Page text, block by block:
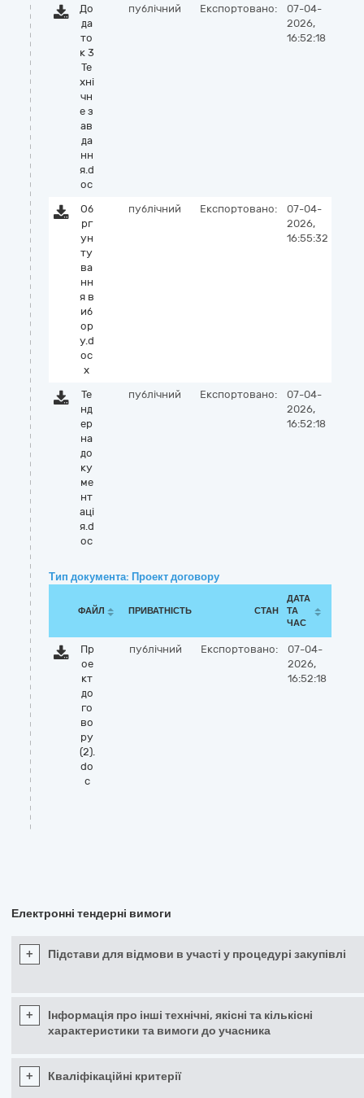
До
да
то
к 3
Те
хні
чн
е з
ав
да
нн
я.d
oc
публічний Експортовано:
07-04-
2026,
16:52:18
Об
рг
ун
ту
ва
нн
я в
иб
ор
у.d
oc
x
публічний Експортовано:
07-04-
2026,
16:55:32
Те
нд
ер
на
до
ку
ме
нт
аці
я.d
oc
публічний Експортовано:
07-04-
2026,
16:52:18
Тип документа: Проект договору
ФАЙЛ ПРИВАТНІСТЬ СТАН
ДАТА
ТА
ЧАС
Пр
ое
кт
до
го
во
ру
(2).
do
c
публічний Експортовано:
07-04-
2026,
16:52:18
Електронні тендерні вимоги
+ Підстави для відмови в участі у процедурі закупівлі
+
Інформація про інші технічні, якісні та кількісні
характеристики та вимоги до учасника
+ Кваліфікаційні критерії